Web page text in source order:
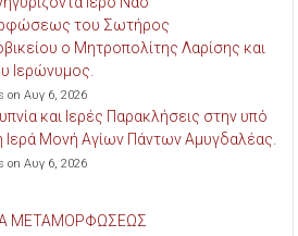
του Σωτήρος
ο Μητροπολίτης Λαρίσης και
Ιερώνυμος.
on Αυγ 6, 2026
και Ιερές Παρακλήσεις στην υπό
Ιερά Μονή Αγίων Πάντων Αμυγδαλέας.
on Αυγ 6, 2026
ΜΕΤΑΜΟΡΦΩΣΕΩΣ